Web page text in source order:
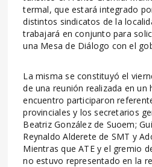
termal, que estará integrado
distintos sindicatos de la
trabajará en conjunto para
una Mesa de Diálogo con el
La misma se constituyó el
de una reunión realizada en un
encuentro participaron
provinciales y los secretarios
Beatriz González de Suoem;
Reynaldo Alderete de SMT y
Mientras que ATE y el gremio
no estuvo representado en la